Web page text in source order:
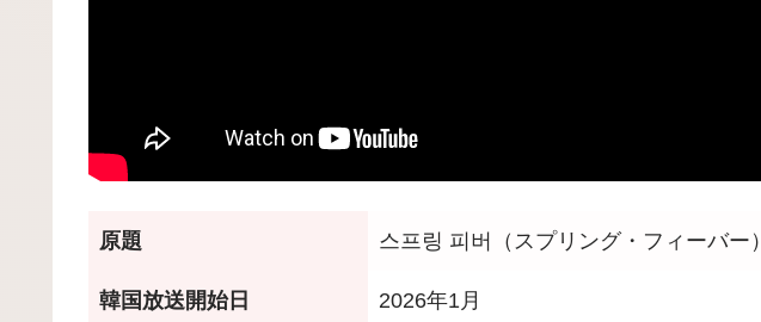
原題 스프링 피버（スプリング・フィーバー）
韓国放送開始日 2026年1月